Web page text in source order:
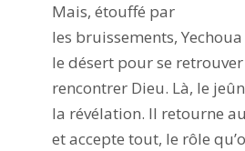
Mais, étouffé par
les bruissements,
le désert pour se
rencontrer Dieu. Là, le
la révélation. Il retourne
et accepte tout, le rôle